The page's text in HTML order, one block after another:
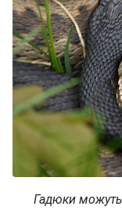
Гадюки можуть